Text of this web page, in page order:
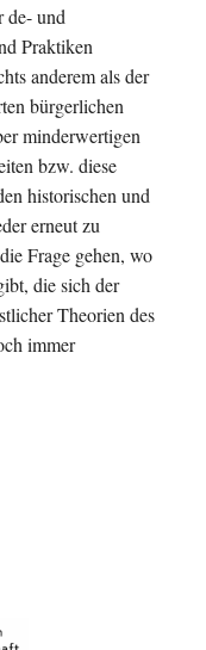
de- und
Praktiken
anderem als der
bürgerlichen
minderwertigen
bzw. diese
historischen und
erneut zu
Frage gehen, wo
die sich der
Theorien des
immer